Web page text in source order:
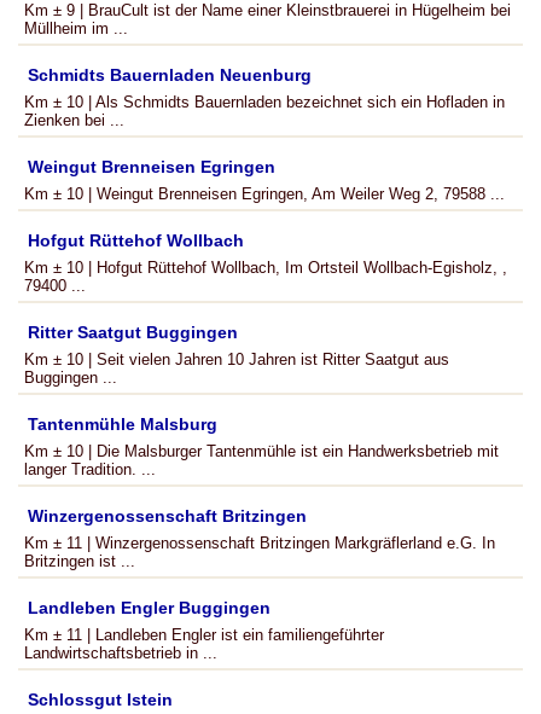
Km ± 9 | BrauCult ist der Name einer Kleinstbrauerei in Hügelheim bei
Müllheim im ...
Schmidts Bauernladen Neuenburg
Km ± 10 | Als Schmidts Bauernladen bezeichnet sich ein Hofladen in
Zienken bei ...
Weingut Brenneisen Egringen
Km ± 10 | Weingut Brenneisen Egringen, Am Weiler Weg 2, 79588 ...
Hofgut Rüttehof Wollbach
Km ± 10 | Hofgut Rüttehof Wollbach, Im Ortsteil Wollbach-Egisholz, ,
79400 ...
Ritter Saatgut Buggingen
Km ± 10 | Seit vielen Jahren 10 Jahren ist Ritter Saatgut aus
Buggingen ...
Tantenmühle Malsburg
Km ± 10 | Die Malsburger Tantenmühle ist ein Handwerksbetrieb mit
langer Tradition. ...
Winzergenossenschaft Britzingen
Km ± 11 | Winzergenossenschaft Britzingen Markgräflerland e.G. In
Britzingen ist ...
Landleben Engler Buggingen
Km ± 11 | Landleben Engler ist ein familiengeführter
Landwirtschaftsbetrieb in ...
Schlossgut Istein